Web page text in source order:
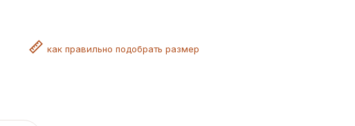
как правильно подобрать размер